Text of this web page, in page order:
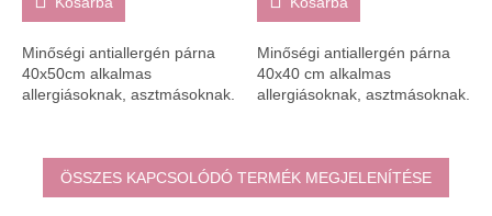
Minőségi antiallergén párna
40x50cm alkalmas
allergiásoknak, asztmásoknak.
Minőségi antiallergén párna
40x40 cm alkalmas
allergiásoknak, asztmásoknak.
ÖSSZES KAPCSOLÓDÓ TERMÉK MEGJELENÍTÉSE